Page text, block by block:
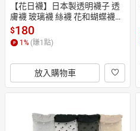
【花日襪】日本製透明襪子 透
膚襪 玻璃襪 絲襪 花和蝴蝶襪子
日系襪 日製襪 浪漫蕾絲襪 透明
長襪 氣質穿搭
$180
1 % (賺1 點)
放入購物車